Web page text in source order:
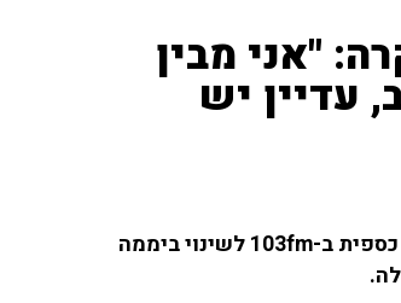
"אני מבין
עדיין יש
אבי אוזנה, יו"ר ועד קיבוץ ראש הנקרה, התייחס בשיחה עם ינון מגל ובן כספית ב-103fm לשינוי ביממה